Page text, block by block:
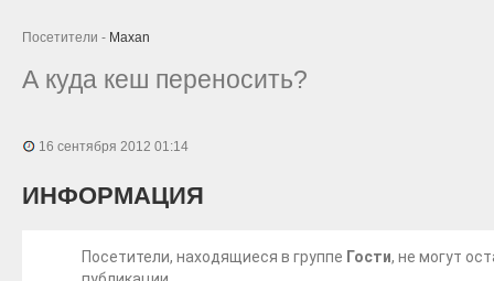
Посетители - Maxan
А куда кеш переносить?
16 сентября 2012 01:14
ИНФОРМАЦИЯ
Посетители, находящиеся в группе Гости, не могут